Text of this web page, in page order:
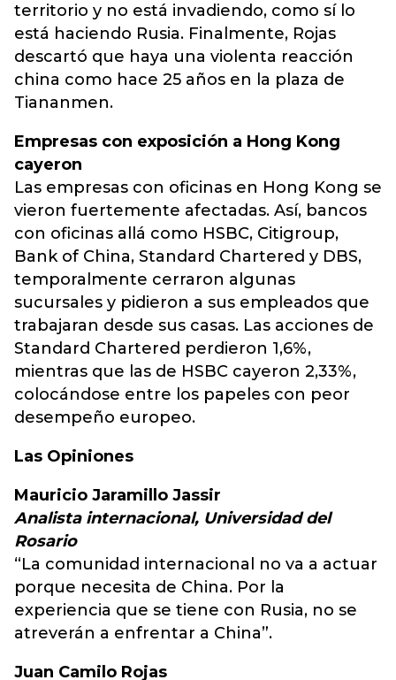
territorio y no está invadiendo, como sí lo
está haciendo Rusia. Finalmente, Rojas
descartó que haya una violenta reacción
china como hace 25 años en la plaza de
Tiananmen.
Empresas con exposición a Hong Kong
cayeron
Las empresas con oficinas en Hong Kong se
vieron fuertemente afectadas. Así, bancos
con oficinas allá como HSBC, Citigroup,
Bank of China, Standard Chartered y DBS,
temporalmente cerraron algunas
sucursales y pidieron a sus empleados que
trabajaran desde sus casas. Las acciones de
Standard Chartered perdieron 1,6%,
mientras que las de HSBC cayeron 2,33%,
colocándose entre los papeles con peor
desempeño europeo.
Las Opiniones
Mauricio Jaramillo Jassir
Analista internacional, Universidad del
Rosario
“La comunidad internacional no va a actuar
porque necesita de China. Por la
experiencia que se tiene con Rusia, no se
atreverán a enfrentar a China”.
Juan Camilo Rojas